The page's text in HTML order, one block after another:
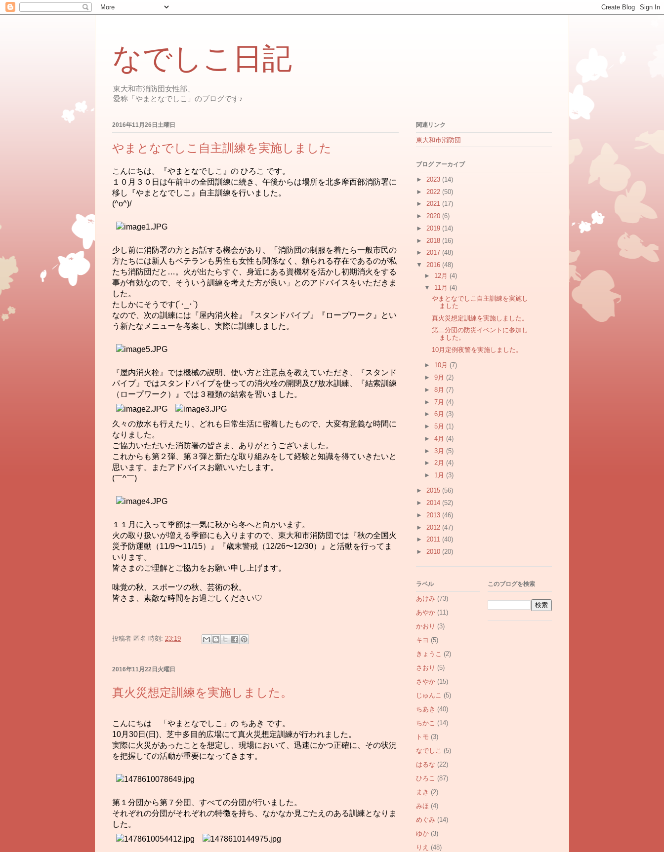
なでしこ日記
東大和市消防団女性部、
愛称「やまとなでしこ」のブログです♪
2016年11月26日土曜日
やまとなでしこ自主訓練を実施しました
こんにちは。『やまとなでしこ』の ひろこ です。
１０月３０日は午前中の全団訓練に続き、午後からは場所を北多摩西部消防署に
移し『やまとなでしこ』自主訓練を行いました。
(^o^)/
少し前に消防署の方とお話する機会があり、「消防団の制服を着たら一般市民の
方たちには新人もベテランも男性も女性も関係なく、頼られる存在であるのが私
たち消防団だと…。火が出たらすぐ、身近にある資機材を活かし初期消火をする
事が有効なので、そういう訓練を考えた方が良い」とのアドバイスをいただきま
した。
たしかにそうです(´･_･`)
なので、次の訓練には『屋内消火栓』『スタンドパイプ』『ロープワーク』とい
う新たなメニューを考案し、実際に訓練しました。
『屋内消火栓』では機械の説明、使い方と注意点を教えていただき、『スタンド
パイプ』ではスタンドパイプを使っての消火栓の開閉及び放水訓練、『結索訓練
（ロープワーク）』では３種類の結索を習いました。
久々の放水も行えたり、どれも日常生活に密着したもので、大変有意義な時間に
なりました。
ご協力いただいた消防署の皆さま、ありがとうございました。
これからも第２弾、第３弾と新たな取り組みをして経験と知識を得ていきたいと
思います。またアドバイスお願いいたします。
(￣^￣)ゞ
１１月に入って季節は一気に秋から冬へと向かいます。
火の取り扱いが増える季節にも入りますので、東大和市消防団では『秋の全国火
災予防運動（11/9〜11/15）』『歳末警戒（12/26〜12/30）』と活動を行ってま
いります。
皆さまのご理解とご協力をお願い申し上げます。
味覚の秋、スポーツの秋、芸術の秋。
皆さま、素敵な時間をお過ごしください♡
投稿者 匿名 時刻: 23:19
2016年11月22日火曜日
真火災想定訓練を実施しました。
こんにちは 「やまとなでしこ」の ちあき です。
10月30日(日)、芝中多目的広場にて真火災想定訓練が行われました。
実際に火災があったことを想定し、現場において、迅速にかつ正確に、その状況
を把握しての活動が重要になってきます。
第１分団から第７分団、すべての分団が行いました。
それぞれの分団がそれぞれの特徴を持ち、なかなか見ごたえのある訓練となりま
した。
関連リンク
東大和市消防団
ブログ アーカイブ
► 2023 (14)
► 2022 (50)
► 2021 (17)
► 2020 (6)
► 2019 (14)
► 2018 (16)
► 2017 (48)
▼ 2016 (48)
► 12月 (4)
▼ 11月 (4)
やまとなでしこ自主訓練を実施し
ました
真火災想定訓練を実施しました。
第二分団の防災イベントに参加し
ました。
10月定例夜警を実施しました。
► 10月 (7)
► 9月 (2)
► 8月 (7)
► 7月 (4)
► 6月 (3)
► 5月 (1)
► 4月 (4)
► 3月 (5)
► 2月 (4)
► 1月 (3)
► 2015 (56)
► 2014 (52)
► 2013 (46)
► 2012 (47)
► 2011 (40)
► 2010 (20)
ラベル
あけみ (73)
あやか (11)
かおり (3)
キヨ (5)
きょうこ (2)
さおり (5)
さやか (15)
じゅんこ (5)
ちあき (40)
ちかこ (14)
トモ (3)
なでしこ (5)
はるな (22)
ひろこ (87)
まき (2)
みほ (4)
めぐみ (14)
ゆか (3)
りえ (48)
このブログを検索